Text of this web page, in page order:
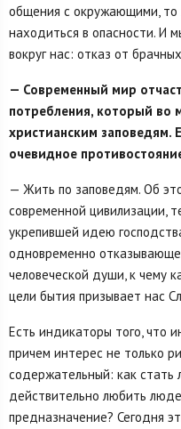
общения с окружающими, то
находиться в опасности. И
вокруг нас: отказ от
— Современный мир
потребления, который во
христианским заповедям.
очевидное
— Жить по заповедям. Об
современной цивилизации,
укрепившей идею
одновременно
человеческой души, к чему
цели бытия призывает нас
Есть индикаторы того, что
причем интерес не только
содержательный: как стать
действительно любить
предназначение? Сегодня